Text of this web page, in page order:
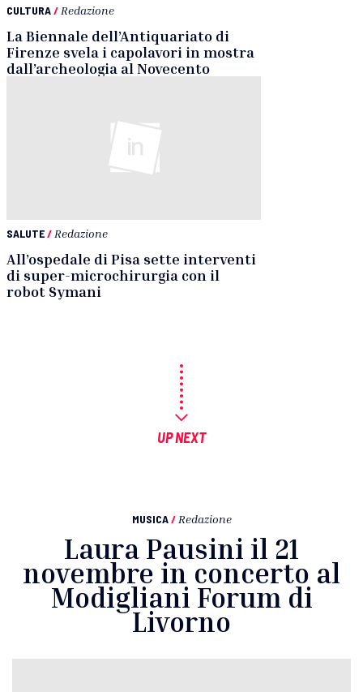
CULTURA/ Redazione
La Biennale dell’Antiquariato di
Firenze svela i capolavori in mostra
dall’archeologia al Novecento
SALUTE/ Redazione
All’ospedale di Pisa sette interventi
di super-microchirurgia con il
robot Symani
UP NEXT
MUSICA / Redazione
Laura Pausini il 21
novembre in concerto al
Modigliani Forum di
Livorno